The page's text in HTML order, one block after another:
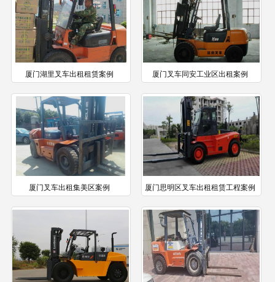
厦门湖里叉车出租租赁案例 厦门叉车同安工业区出租案例
厦门叉车出租集美区案例 厦门思明区叉车出租租赁工程案例